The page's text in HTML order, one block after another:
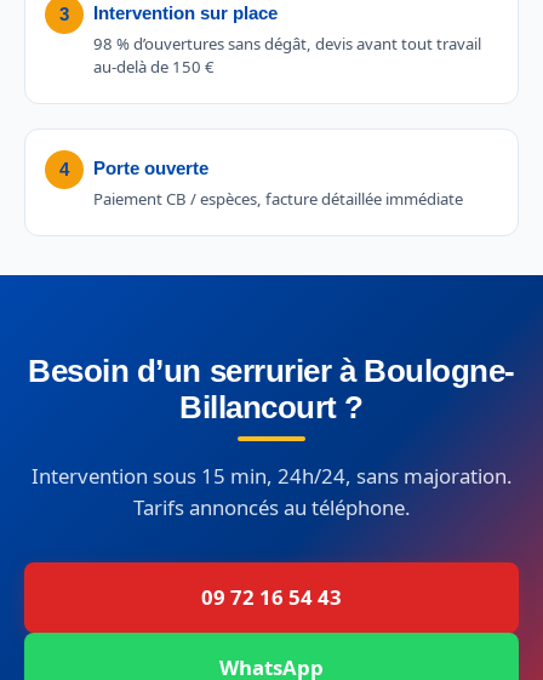
3 Intervention sur place
98 % d’ouvertures sans dégât, devis avant tout travail
au-delà de 150 €
4 Porte ouverte
Paiement CB / espèces, facture détaillée immédiate
Besoin d’un serrurier à Boulogne-
Billancourt ?
Intervention sous 15 min, 24h/24, sans majoration.
Tarifs annoncés au téléphone.
09 72 16 54 43
WhatsApp